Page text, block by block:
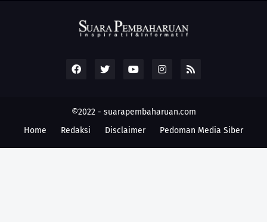
©2022 - suarapembaharuan.com
Home
Redaksi Disclaimer Pedoman Media Siber